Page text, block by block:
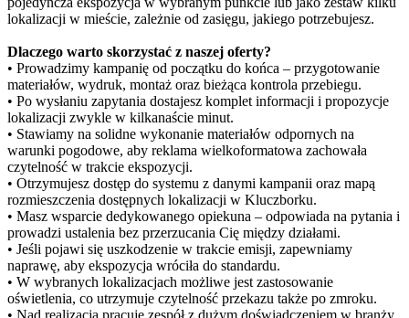
lokalizacji w mieście, zależnie od zasięgu, jakiego potrzebujesz.
Dlaczego warto skorzystać z naszej oferty?
• Prowadzimy kampanię od początku do końca – przygotowanie
materiałów, wydruk, montaż oraz bieżąca kontrola przebiegu.
• Po wysłaniu zapytania dostajesz komplet informacji i propozycje
lokalizacji zwykle w kilkanaście minut.
• Stawiamy na solidne wykonanie materiałów odpornych na
warunki pogodowe, aby reklama wielkoformatowa zachowała
czytelność w trakcie ekspozycji.
• Otrzymujesz dostęp do systemu z danymi kampanii oraz mapą
rozmieszczenia dostępnych lokalizacji w Kluczborku.
• Masz wsparcie dedykowanego opiekuna – odpowiada na pytania i
prowadzi ustalenia bez przerzucania Cię między działami.
• Jeśli pojawi się uszkodzenie w trakcie emisji, zapewniamy
naprawę, aby ekspozycja wróciła do standardu.
• W wybranych lokalizacjach możliwe jest zastosowanie
oświetlenia, co utrzymuje czytelność przekazu także po zmroku.